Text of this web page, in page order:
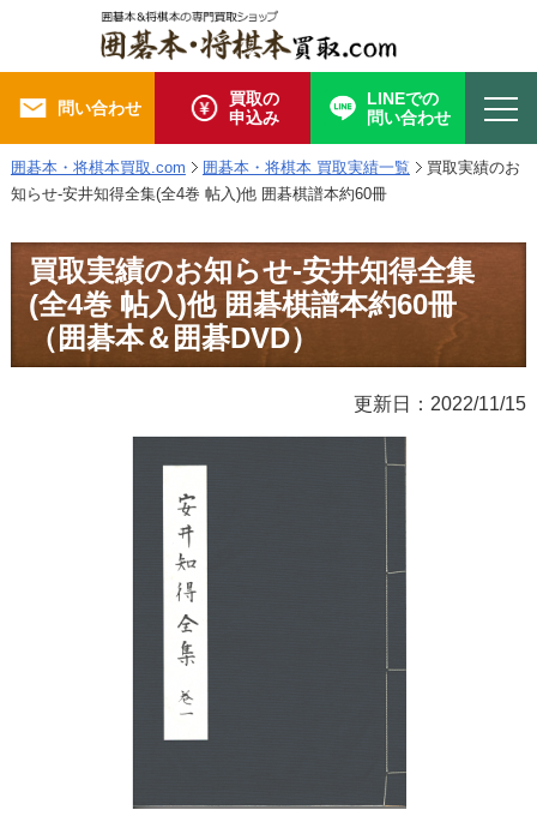
問い合わせ
買取の
申込み
LINEでの
問い合わせ
囲碁本・将棋本買取.com 囲碁本・将棋本 買取実績一覧
買取実績のお
知らせ-安井知得全集(全4巻 帖入)他 囲碁棋譜本約60冊
買取実績のお知らせ-安井知得全集
(全4巻 帖入)他 囲碁棋譜本約60冊
（囲碁本＆囲碁DVD）
更新日：2022/11/15